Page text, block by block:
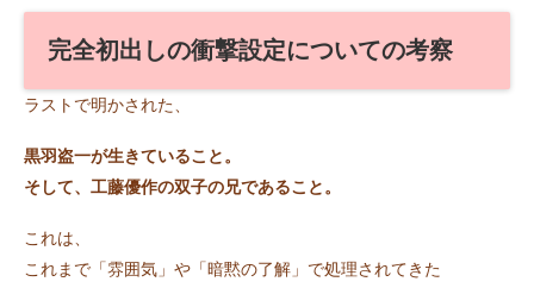
完全初出しの衝撃設定についての考察
ラストで明かされた、
黒羽盗一が生きていること。
そして、工藤優作の双子の兄であること。
これは、
これまで「雰囲気」や「暗黙の了解」で処理されてきた